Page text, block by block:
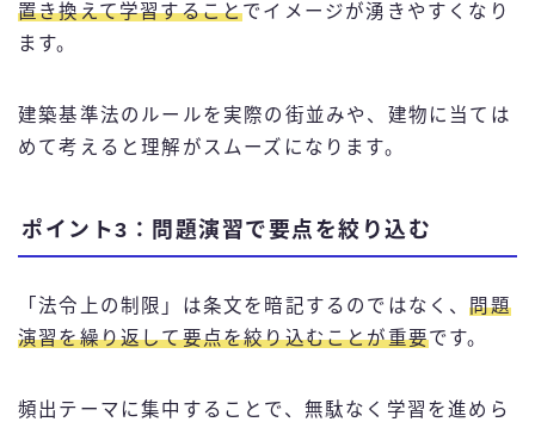
置き換えて学習することでイメージが湧きやすくなり
ます。
建築基準法のルールを実際の街並みや、建物に当ては
めて考えると理解がスムーズになります。
ポイント3：問題演習で要点を絞り込む
「法令上の制限」は条文を暗記するのではなく、問題
演習を繰り返して要点を絞り込むことが重要です。
頻出テーマに集中することで、無駄なく学習を進めら